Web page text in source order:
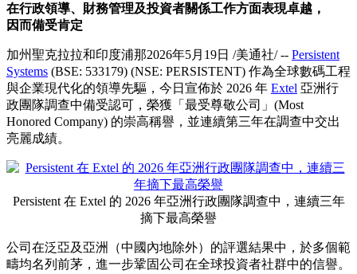
在行政領導、財務管理及投資者關係工作方面表現卓越，
因而備受肯定
加州聖克拉拉和印度浦那2026年5月19日 /美通社/ -- Persistent
Systems (BSE: 533179) (NSE: PERSISTENT) 作為全球數碼工程
與企業現代化的領導先驅，今日宣佈於 2026 年 Extel 亞洲行
政團隊調查中備受認可，榮獲「最受尊敬公司」(Most
Honored Company) 的崇高稱譽，並連續第三年在調查中交出
亮麗成績。
Persistent 在 Extel 的 2026 年亞洲行政團隊調查中，連續三年
摘下最高榮譽
公司在泛亞及亞洲（中國內地除外）的評選結果中，於多個範
疇均名列前茅，進一步鞏固公司在全球投資者社群中的信譽。